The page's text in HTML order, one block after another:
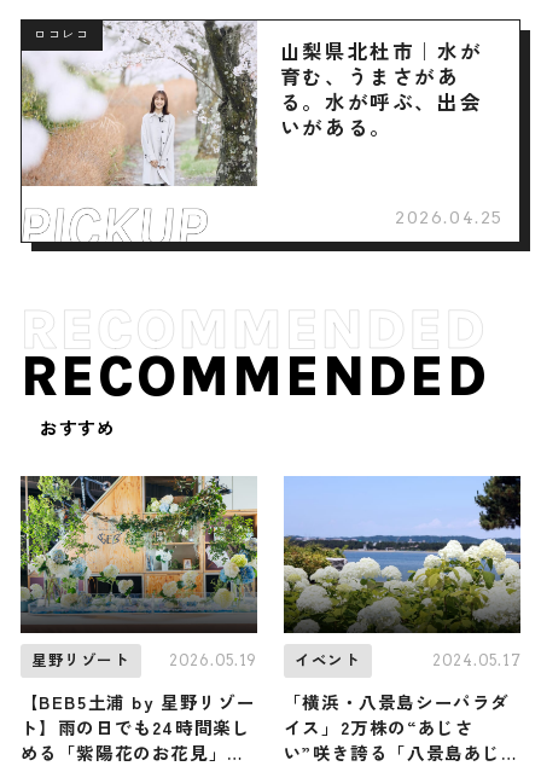
ロコレコ
山梨県北杜市｜水が
育む、うまさがあ
る。水が呼ぶ、出会
いがある。
2026.04.25
RECOMMENDED
おすすめ
星野リゾート 2026.05.19
【BEB5土浦 by 星野リゾー
ト】雨の日でも24時間楽し
める「紫陽花のお花見」と
イベント 2024.05.17
「横浜・八景島シーパラダ
イス」2万株の“あじさ
い”咲き誇る「八景島あじさ